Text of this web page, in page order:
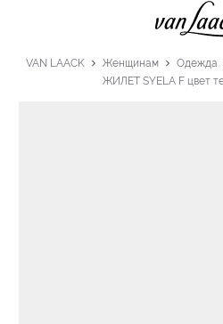
VAN LAACK Женщинам Одежда
ЖИЛЕТ SYELA F цвет